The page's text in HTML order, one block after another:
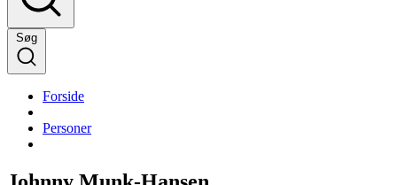
Søg
Forside
Personer